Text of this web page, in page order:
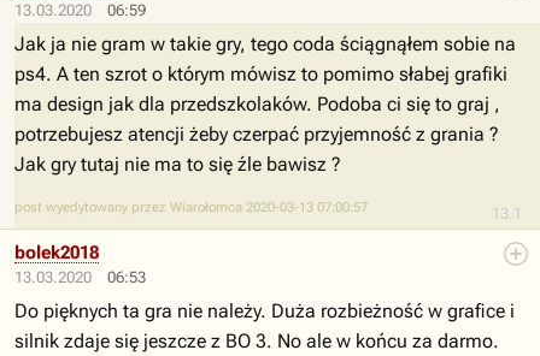
13.03.2020 06:59
13.1
Jak ja nie gram w takie gry, tego coda ściągnąłem sobie na
ps4. A ten szrot o którym mówisz to pomimo słabej grafiki
ma design jak dla przedszkolaków. Podoba ci się to graj ,
potrzebujesz atencji żeby czerpać przyjemność z grania ?
Jak gry tutaj nie ma to się źle bawisz ?
post wyedytowany przez Wiarołomca 2020-03-13 07:00:57
13.03.2020 06:53
bolek2018
Do pięknych ta gra nie należy. Duża rozbieżność w grafice i
silnik zdaje się jeszcze z BO 3. No ale w końcu za darmo.